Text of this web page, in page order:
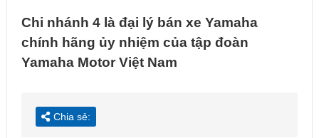
Chi nhánh 4 là đại lý bán xe Yamaha
chính hãng ủy nhiệm của tập đoàn
Yamaha Motor Việt Nam
Chia sẻ: